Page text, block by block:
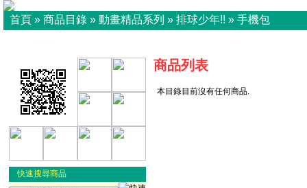
首頁 » 商品目錄 » 動畫精品系列 » 排球少年!! » 手機包
快速搜尋商品
商品列表
本目錄目前沒有任何商品.